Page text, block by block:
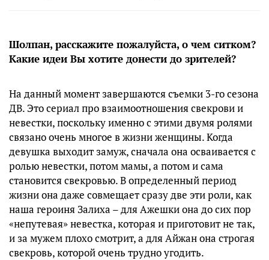
Шолпан, расскажите пожалуйста, о чем ситком?
Какие идеи Вы хотите донести до зрителей?
На данный момент завершаются съемки 3-го сезона
ДВ. Это сериал про взаимоотношения свекрови и
невестки, поскольку именно с этими двумя ролями
связано очень многое в жизни женщины. Когда
девушка выходит замуж, сначала она осваивается с
ролью невестки, потом мамы, а потом и сама
становится свекровью. В определенный период
жизни она даже совмещает сразу две эти роли, как
наша героиня Залиха – для Ажешки она до сих пор
«непутевая» невестка, которая и приготовит не так,
и за мужем плохо смотрит, а для Айжан она строгая
свекровь, которой очень трудно угодить.